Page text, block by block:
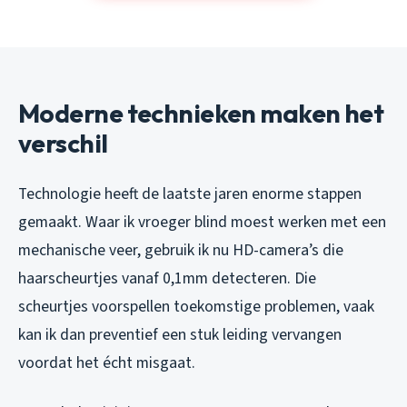
Moderne technieken maken het
verschil
Technologie heeft de laatste jaren enorme stappen
gemaakt. Waar ik vroeger blind moest werken met een
mechanische veer, gebruik ik nu HD-camera’s die
haarscheurtjes vanaf 0,1mm detecteren. Die
scheurtjes voorspellen toekomstige problemen, vaak
kan ik dan preventief een stuk leiding vervangen
voordat het écht misgaat.